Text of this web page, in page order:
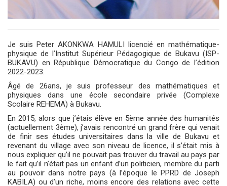
Je suis Peter AKONKWA HAMULI licencié en mathématique-
physique de l’Institut Supérieur Pédagogique de Bukavu (ISP-
BUKAVU) en République Démocratique du Congo de l’édition
2022-2023.
Âgé de 26ans, je suis professeur des mathématiques et
physiques dans une école secondaire privée (Complexe
Scolaire REHEMA) à Bukavu.
En 2015, alors que j’étais élève en 5ème année des humanités
(actuellement 3ème), j’avais rencontré un grand frère qui venait
de finir ses études universitaires dans la ville de Bukavu et
revenant du village avec son niveau de licence, il s’était mis à
nous expliquer qu’il ne pouvait pas trouver du travail au pays par
le fait qu’il n’était pas un enfant d’un politicien, membre du parti
au pouvoir dans notre pays (à l’époque le PPRD de Joseph
KABILA) ou d’un riche, moins encore des relations avec cette